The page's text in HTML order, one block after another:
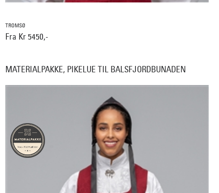
TROMSØ
Fra Kr 5450,-
MATERIALPAKKE, PIKELUE TIL BALSFJORDBUNADEN